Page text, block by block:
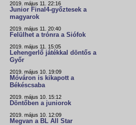
2019. május 11. 22:16
Junior Final4-győztesek a
magyarok
2019. május 11. 20:40
Felülhet a trónra a Siófok
2019. május 11. 15:05
Lehengerlő játékkal döntős a
Győr
2019. május 10. 19:09
Móváron is kikapott a
Békéscsaba
2019. május 10. 15:12
Döntőben a juniorok
2019. május 10. 12:09
Megvan a BL All Star